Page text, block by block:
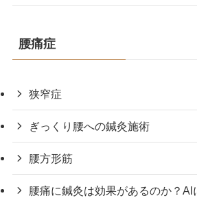
腰痛症
狭窄症
ぎっくり腰への鍼灸施術
腰方形筋
腰痛に鍼灸は効果があるのか？AI